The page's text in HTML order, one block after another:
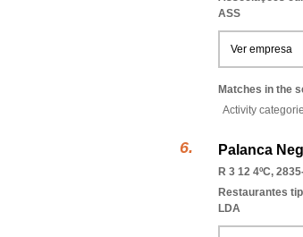
ASS
Ver empresa
Matches in the
Activity
Palanca
R 3 12 4ºC,
Restaurantes
LDA